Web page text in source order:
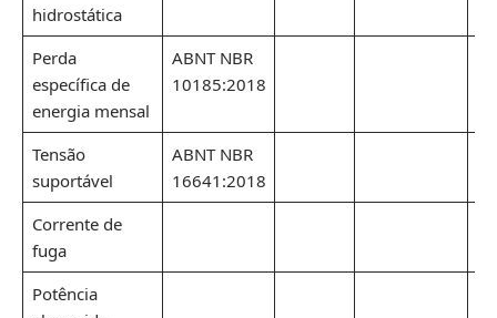
hidrostática
Perda
específica de
energia mensal
ABNT NBR
10185:2018
Tensão
suportável
ABNT NBR
16641:2018
Corrente de
fuga
Potência